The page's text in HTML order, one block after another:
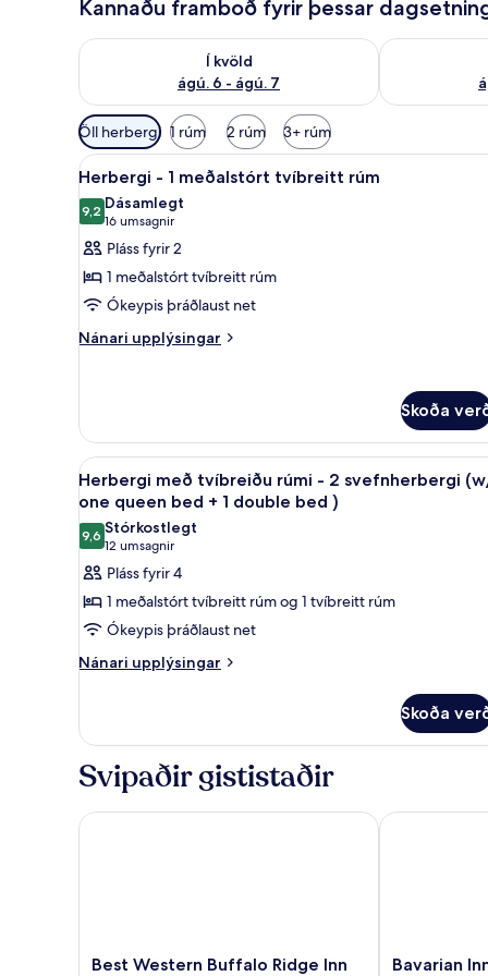
Kannaðu framboð fyrir þessar
Í kvöld
ágú. 6 - ágú. 7
Athuga framboð í kvöld ágú. 6 - ágú. 7Athuga
Síur
í
boði
fyrir
herbergi
Öll herbergi 1 rúm 2 rúm 3+ rúm
Skoða
allar
myndir
fyrir
Herbergi
-
meðalstórt
Herbergi - 1 meðalstórt
2
Herbergi - 1 meðalstórt tvíbreitt rúm
9,29,2 af 10
Dásamlegt
16 umsagnir
(16
umsagnir)
Pláss fyrir 2
1 meðalstórt tvíbreitt rúm
Ókeypis þráðlaust net
Nánari upplýsingar
Nánari
1
meðalstórt
tvíbreitt
Skoða
Skoða
allar
myndir
fyrir
Herbergi
með
tvíbreiðu
rúmi
-
(w/
one
queen
bed
Herbergi með tvíbreiðu rúmi
1
Herbergi með tvíbreiðu rúmi - 2 svefnherbergi
one queen bed + 1 double bed )
9,69,6 af 10
Stórkostlegt
12 umsagnir
(12
umsagnir)
Pláss fyrir 4
1 meðalstórt tvíbreitt rúm og 1 tvíbreitt rúm
Ókeypis þráðlaust net
Nánari upplýsingar
Nánari
með
rúmi
2
Skoða
Svipaðir gististaðir
Best
Best Western Buffalo Ridge Inn
Best Western Buffalo Ridge Inn
Bavarian
Bavarian
Bavarian Inn